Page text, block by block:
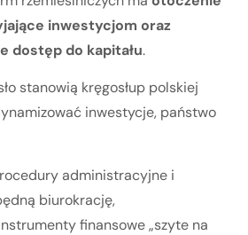
inwestycjom oraz
dostęp do kapitału.
stanowią kręgosłup polskiej
inwestycje, państwo
administracyjne i
biurokrację,
finansowe „szyte na